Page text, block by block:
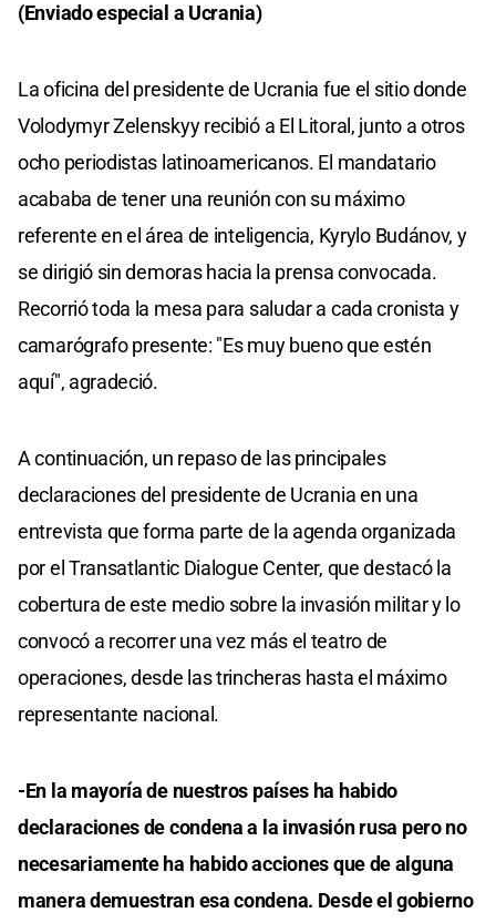
(Enviado especial a Ucrania)
La oficina del presidente de Ucrania fue el sitio donde
Volodymyr Zelenskyy recibió a El Litoral, junto a otros
ocho periodistas latinoamericanos. El mandatario
acababa de tener una reunión con su máximo
referente en el área de inteligencia, Kyrylo Budánov, y
se dirigió sin demoras hacia la prensa convocada.
Recorrió toda la mesa para saludar a cada cronista y
camarógrafo presente: "Es muy bueno que estén
aquí", agradeció.
A continuación, un repaso de las principales
declaraciones del presidente de Ucrania en una
entrevista que forma parte de la agenda organizada
por el Transatlantic Dialogue Center, que destacó la
cobertura de este medio sobre la invasión militar y lo
convocó a recorrer una vez más el teatro de
operaciones, desde las trincheras hasta el máximo
representante nacional.
-En la mayoría de nuestros países ha habido
declaraciones de condena a la invasión rusa pero no
necesariamente ha habido acciones que de alguna
manera demuestran esa condena. Desde el gobierno